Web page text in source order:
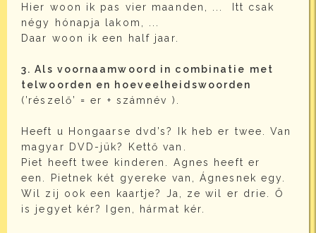
Hier woon ik pas vier maanden, ... Itt csak
négy hónapja lakom, ...
Daar woon ik een half jaar.
3. Als voornaamwoord in combinatie met
telwoorden en hoeveelheidswoorden
(’részelő’ = er + számnév ).
Heeft u Hongaarse dvd’s? Ik heb er twee. Van
magyar DVD-jük? Kettő van.
Piet heeft twee kinderen. Agnes heeft er
een. Pietnek két gyereke van, Ágnesnek egy.
Wil zij ook een kaartje? Ja, ze wil er drie. Ő
is jegyet kér? Igen, hármat kér.